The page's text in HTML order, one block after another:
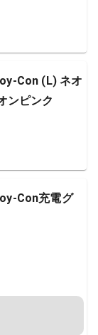
Con (L) ネオ
ンピンク
Con充電グ